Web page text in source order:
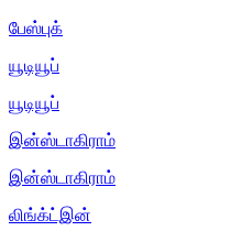
பேஸ்புக்
யூடியூப்
யூடியூப்
இன்ஸ்டாகிராம்
இன்ஸ்டாகிராம்
லிங்க்ட்இன்